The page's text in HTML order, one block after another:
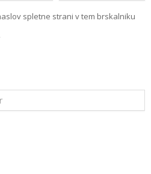
spletne strani v tem brskalniku